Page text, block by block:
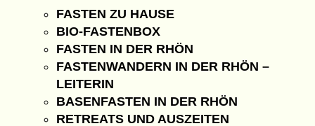
FASTEN ZU HAUSE
BIO-FASTENBOX
FASTEN IN DER RHÖN
FASTENWANDERN IN DER RHÖN –
LEITERIN
BASENFASTEN IN DER RHÖN
RETREATS UND AUSZEITEN